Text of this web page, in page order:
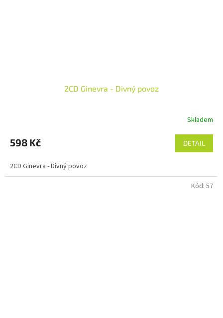
2CD Ginevra - Divný povoz
Skladem
598 Kč DETAIL
2CD Ginevra - Divný povoz
Kód: 57